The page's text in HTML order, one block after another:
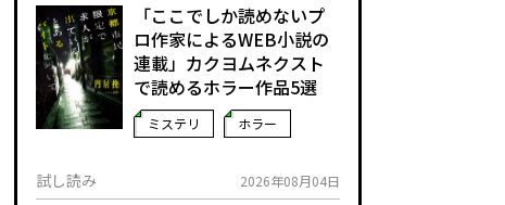
「ここでしか読めないプ
ロ作家によるWEB小説の
連載」――カクヨムネクスト
で読めるホラー作品5選
ミステリ ホラー
試し読み 2026年08月04日